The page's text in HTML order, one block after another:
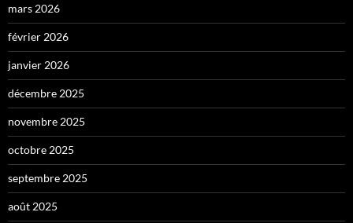
mars 2026
février 2026
janvier 2026
décembre 2025
novembre 2025
octobre 2025
septembre 2025
août 2025